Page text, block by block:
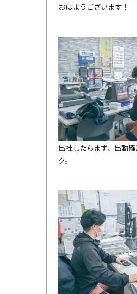
おはようございます！
出社したらまず、出勤
ク。